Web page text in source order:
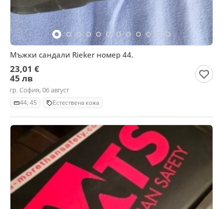
Мъжки сандали Rieker номер 44.
23,01 €
45 лв
гр. София, 06 август
44, 45 Естествена кожа